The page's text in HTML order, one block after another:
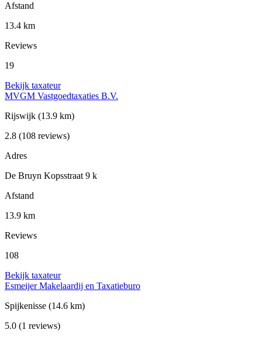
Afstand
13.4 km
Reviews
19
Bekijk taxateur
MVGM Vastgoedtaxaties B.V.
Rijswijk (13.9 km)
2.8 (108 reviews)
Adres
De Bruyn Kopsstraat 9 k
Afstand
13.9 km
Reviews
108
Bekijk taxateur
Esmeijer Makelaardij en Taxatieburo
Spijkenisse (14.6 km)
5.0 (1 reviews)